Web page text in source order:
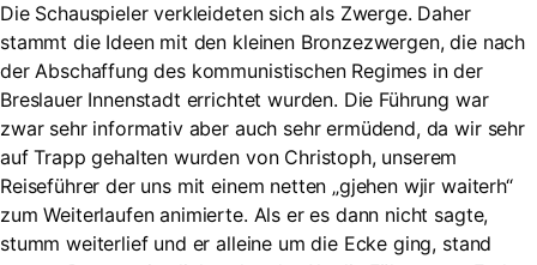
Die Schauspieler verkleideten sich als Zwerge. Daher
stammt die Ideen mit den kleinen Bronzezwergen, die nach
der Abschaffung des kommunistischen Regimes in der
Breslauer Innenstadt errichtet wurden. Die Führung war
zwar sehr informativ aber auch sehr ermüdend, da wir sehr
auf Trapp gehalten wurden von Christoph, unserem
Reiseführer der uns mit einem netten „gjehen wjir waiterh“
zum Weiterlaufen animierte. Als er es dann nicht sagte,
stumm weiterlief und er alleine um die Ecke ging, stand